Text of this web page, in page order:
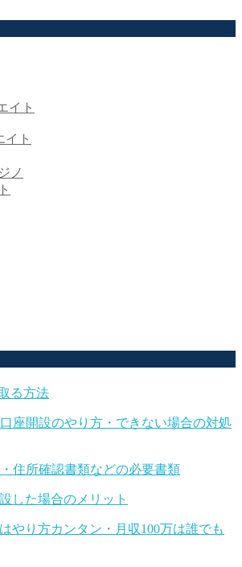
イト
イト
ノ
る方法
座開設のやり方・できない場合の対処
住所確認書類などの必要書類
した場合のメリット
やり方カンタン・月収100万は誰でも